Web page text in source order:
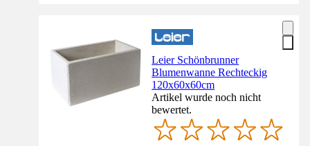
Leier Schönbrunner
Blumenwanne Rechteckig
120x60x60cm
Artikel wurde noch nicht
bewertet.